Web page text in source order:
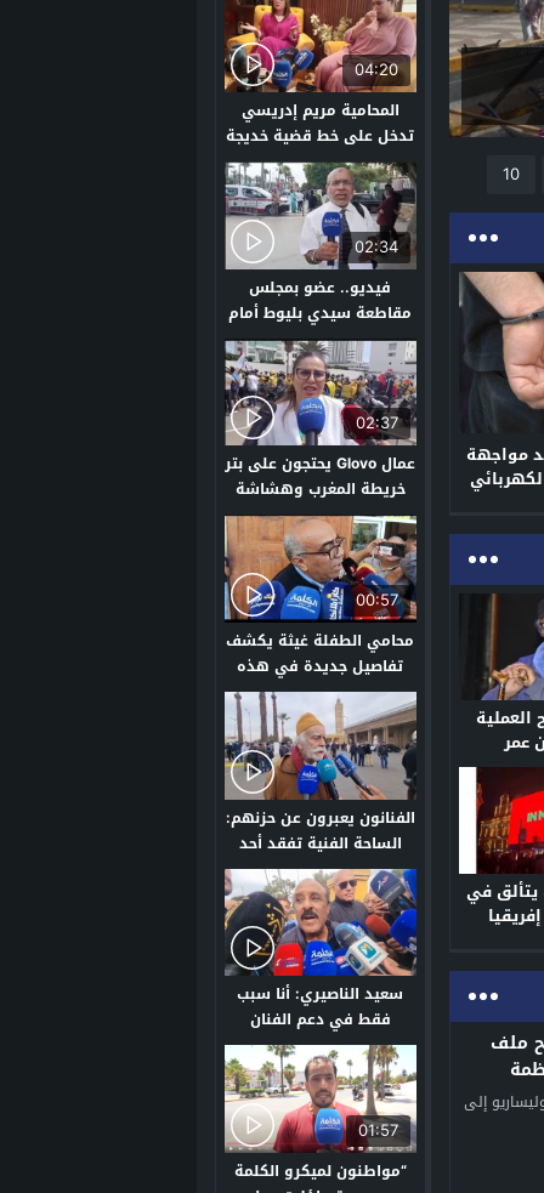
10
مواجهة
العملية
عمر
“ناس
تعافيه
يتألق في
ملف
إلى
04:20
المحامية مريم إدريسي
تدخل على خط قضية خديجة
لي حملات مع المحامي
بالقنيطرة
02:34
فيديو.. عضو بمجلس
مقاطعة سيدي بليوط أمام
القضاء بتهمة التشهير
والأخير يرد: “نحن ننتقد
فقط”
02:37
عمال Glovo يحتجون على بتر
خريطة المغرب وهشاشة
الدخل
00:57
محامي الطفلة غيثة يكشف
تفاصيل جديدة في هذه
القضية
الفنانون يعبرون عن حزنهم:
الساحة الفنية تفقد أحد
أعمدتها برحيل محمد
الخلفي
سعيد الناصيري: أنا سبب
فقط في دعم الفنان
المرحوم محمد الخلفي
والشكر لجنود الخفاء
والمصحة
01:57
“مواطنون لميكرو الكلمة